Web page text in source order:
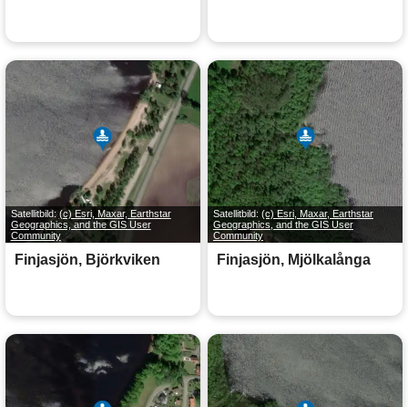
Satellitbild:(c) Esri, Maxar, Earthstar
Geographics, and the GIS User
Community
Finjasjön, Björkviken
Satellitbild: (c) Esri, Maxar, Earthstar
Geographics, and the GIS User
Community
Finjasjön, Mjölkalånga